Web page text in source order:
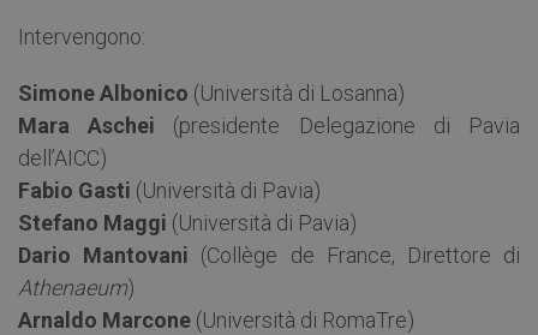
Intervengono:
Simone Albonico (Università di Losanna)
Mara Aschei (presidente Delegazione di Pavia
dell’AICC)
Fabio Gasti (Università di Pavia)
Stefano Maggi (Università di Pavia)
Dario Mantovani (Collège de France, Direttore di
Athenaeum)
Arnaldo Marcone (Università di RomaTre)